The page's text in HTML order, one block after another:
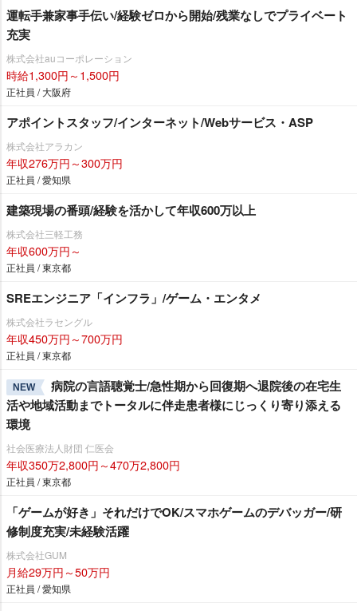
運転手兼家事手伝い/経験ゼロから開始/残業なしでプライベート
充実
株式会社auコーポレーション
時給1,300円～1,500円
正社員 / 大阪府
アポイントスタッフ/インターネット/Webサービス・ASP
株式会社アラカン
年収276万円～300万円
正社員 / 愛知県
建築現場の番頭/経験を活かして年収600万以上
株式会社三軽工務
年収600万円～
正社員 / 東京都
SREエンジニア「インフラ」/ゲーム・エンタメ
株式会社ラセングル
年収450万円～700万円
正社員 / 東京都
NEW
病院の言語聴覚士/急性期から回復期へ退院後の在宅生
活や地域活動までトータルに伴走患者様にじっくり寄り添える
環境
社会医療法人財団 仁医会
年収350万2,800円～470万2,800円
正社員 / 東京都
「ゲームが好き」それだけでOK/スマホゲームのデバッガー/研
修制度充実/未経験活躍
株式会社GUM
月給29万円～50万円
正社員 / 愛知県